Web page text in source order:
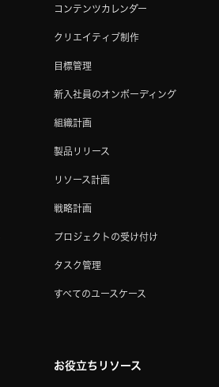
コンテンツカレンダー
クリエイティブ制作
目標管理
新入社員のオンボーディング
組織計画
製品リリース
リソース計画
戦略計画
プロジェクトの受け付け
タスク管理
すべてのユースケース
お役立ちリソース